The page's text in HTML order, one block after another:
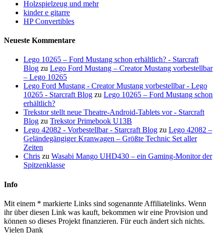
Holzspielzeug und mehr
kinder e gitarre
HP Convertibles
Neueste Kommentare
Lego 10265 – Ford Mustang schon erhältlich? - Starcraft
Blog zu Lego Ford Mustang – Creator Mustang vorbestellbar
– Lego 10265
Lego Ford Mustang - Creator Mustang vorbestellbar - Lego
10265 - Starcraft Blog zu Lego 10265 – Ford Mustang schon
erhältlich?
Trekstor stellt neue Theatre-Android-Tablets vor - Starcraft
Blog zu Trekstor Primebook U13B
Lego 42082 - Vorbestellbar - Starcraft Blog zu Lego 42082 –
Geländegängiger Kranwagen – Größte Technic Set aller
Zeiten
Chris zu Wasabi Mango UHD430 – ein Gaming-Monitor der
Spitzenklasse
Info
Mit einem * markierte Links sind sogenannte Affiliatelinks. Wenn
ihr über diesen Link was kauft, bekommen wir eine Provision und
können so dieses Projekt finanzieren. Für euch ändert sich nichts.
Vielen Dank